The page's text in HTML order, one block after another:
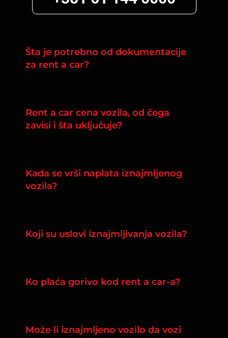
Šta je potrebno od dokumentacije
za rent a car?
Rent a car cena vozila, od čega
zavisi i šta uključuje?
Kada se vrši naplata iznajmljenog
vozila?
Koji su uslovi iznajmljivanja vozila?
Ko plaća gorivo kod rent a car-a?
Može li iznajmljeno vozilo da vozi